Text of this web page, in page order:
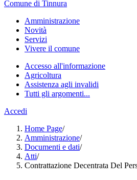
Comune di Tinnura
Amministrazione
Novità
Servizi
Vivere il comune
Accesso all'informazione
Agricoltura
Assistenza agli invalidi
Tutti gli argomenti...
Accedi
Home Page/
Amministrazione/
Documenti e dati/
Atti/
Contrattazione Decentrata Del